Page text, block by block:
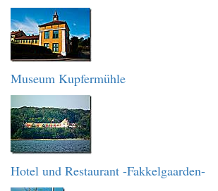
Museum Kupfermühle
Hotel und Restaurant -Fakkelgaarden-